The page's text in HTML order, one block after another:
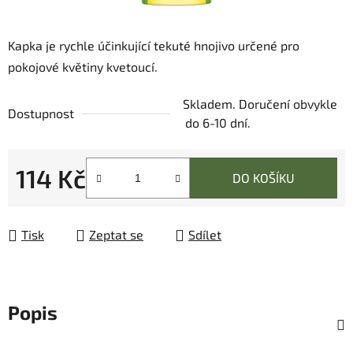
Kapka je rychle účinkující tekuté hnojivo určené pro
pokojové květiny kvetoucí.
Dostupnost
Skladem. Doručení obvykle
do 6-10 dní.
114 Kč DO KOŠÍKU
Tisk Zeptat se Sdílet
Popis